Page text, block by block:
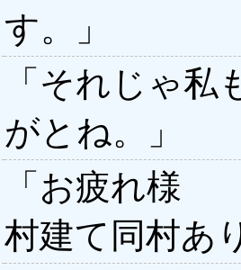
す。」
「それじゃ
がとね。」
「お疲れ様
村建て同村あ